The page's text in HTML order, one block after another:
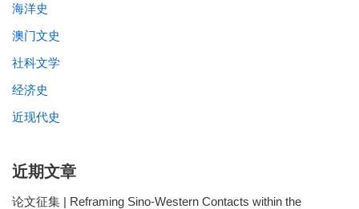
海洋史
澳门文史
社科文学
经济史
近现代史
近期文章
论文征集 | Reframing Sino-Western Contacts within the